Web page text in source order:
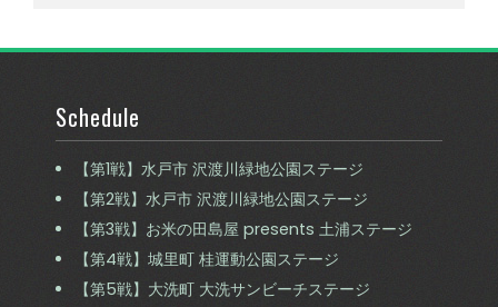
Schedule
【第1戦】水戸市 沢渡川緑地公園ステージ
【第2戦】水戸市 沢渡川緑地公園ステージ
【第3戦】お米の田島屋 presents 土浦ステージ
【第4戦】城里町 桂運動公園ステージ
【第5戦】大洗町 大洗サンビーチステージ